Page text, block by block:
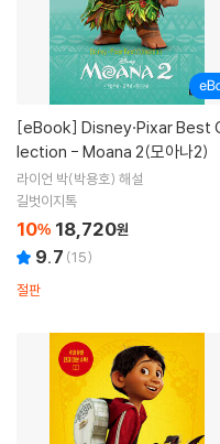
[eBook]
lection - Moana 2(모아나2)
라이언 박(박용호) 해설
길벗이지톡
10% 18,720원
9.7 (15)
절판